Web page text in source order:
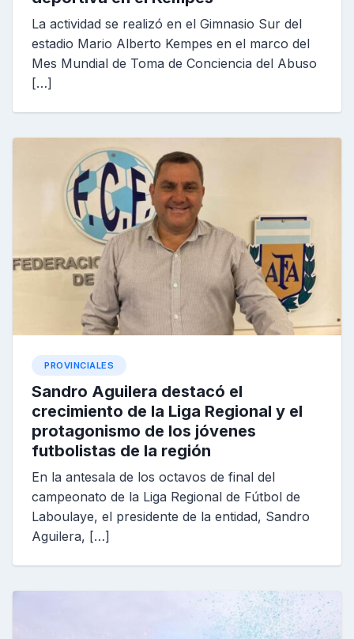
La actividad se realizó en el Gimnasio Sur del
estadio Mario Alberto Kempes en el marco del
Mes Mundial de Toma de Conciencia del Abuso
[…]
PROVINCIALES
Sandro Aguilera destacó el
crecimiento de la Liga Regional y el
protagonismo de los jóvenes
futbolistas de la región
En la antesala de los octavos de final del
campeonato de la Liga Regional de Fútbol de
Laboulaye, el presidente de la entidad, Sandro
Aguilera, […]